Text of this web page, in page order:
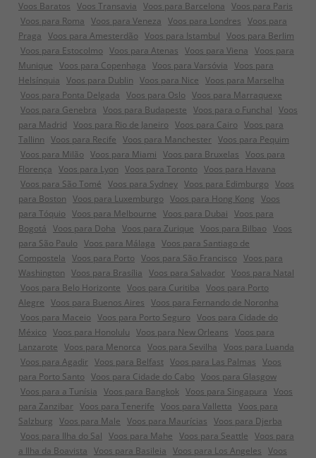
Voos Baratos Voos Transavia Voos para Barcelona Voos para Paris
Voos para Roma Voos para Veneza Voos para Londres Voos para
Praga Voos para Amesterdão Voos para Istambul Voos para Berlim
Voos para Estocolmo Voos para Atenas Voos para Viena Voos para
Munique Voos para Copenhaga Voos para Varsóvia Voos para
Helsínquia Voos para Dublin Voos para Nice Voos para Marselha
Voos para Ponta Delgada Voos para Oslo Voos para Marraquexe
Voos para Genebra Voos para Budapeste Voos para o Funchal Voos
para Madrid Voos para Rio de Janeiro Voos para Cairo Voos para
Tallinn Voos para Recife Voos para Manchester Voos para Pequim
Voos para Milão Voos para Miami Voos para Bruxelas Voos para
Florença Voos para Lyon Voos para Toronto Voos para Havana
Voos para São Tomé Voos para Sydney Voos para Edimburgo Voos
para Boston Voos para Luxemburgo Voos para Hong Kong Voos
para Tóquio Voos para Melbourne Voos para Dubai Voos para
Bogotá Voos para Doha Voos para Zurique Voos para Bilbao Voos
para São Paulo Voos para Málaga Voos para Santiago de
Compostela Voos para Porto Voos para São Francisco Voos para
Washington Voos para Brasília Voos para Salvador Voos para Natal
Voos para Belo Horizonte Voos para Curitiba Voos para Porto
Alegre Voos para Buenos Aires Voos para Fernando de Noronha
Voos para Maceio Voos para Porto Seguro Voos para Cidade do
México Voos para Honolulu Voos para New Orleans Voos para
Lanzarote Voos para Menorca Voos para Sevilha Voos para Luanda
Voos para Agadir Voos para Belfast Voos para Las Palmas Voos
para Porto Santo Voos para Cidade do Cabo Voos para Glasgow
Voos para a Tunísia Voos para Bangkok Voos para Singapura Voos
para Zanzibar Voos para Tenerife Voos para Valletta Voos para
Salzburg Voos para Male Voos para Maurícias Voos para Djerba
Voos para Ilha do Sal Voos para Mahe Voos para Seattle Voos para
a Ilha da Boavista Voos para Basileia Voos para Los Angeles Voos